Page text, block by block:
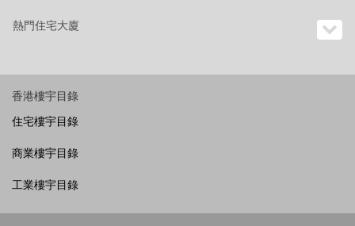
熱門住宅大廈
香港樓宇目錄
住宅樓宇目錄
商業樓宇目錄
工業樓宇目錄